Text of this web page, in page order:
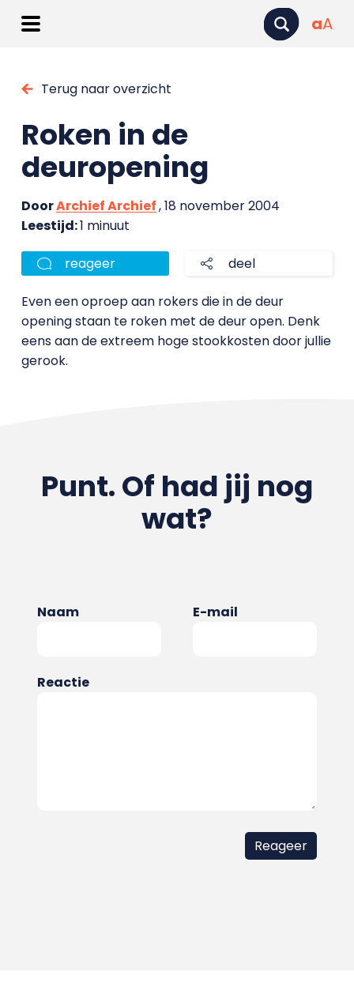
aA
Terug naar overzicht
Roken in de
deuropening
DoorArchief Archief, 18 november 2004
Leestijd:1 minuut
reageer deel
Even een oproep aan rokers die in de deur
opening staan te roken met de deur open. Denk
eens aan de extreem hoge stookkosten door jullie
gerook.
Punt. Of had jij nog
wat?
Naam E-mail
Reactie